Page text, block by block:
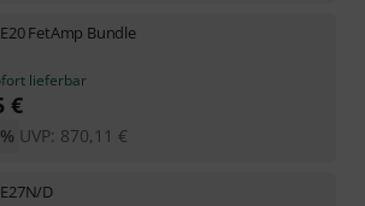
FetAmp Bundle
lieferbar
€
UVP: 870,11 €
D